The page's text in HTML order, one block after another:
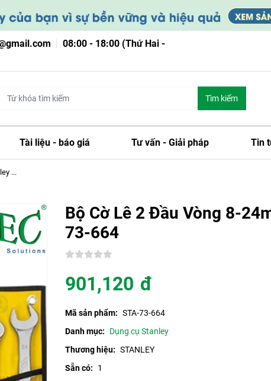
08:00 - 18:00 (Thứ Hai -
Tìm kiếm
Tài liệu - báo giá Tư vấn - Giải pháp Tin
...
Bộ Cờ Lê 2 Đầu Vòng 8-
73-664
901,120 đ
Mã sản phẩm: STA-73-664
Danh mục:
Dụng cụ Stanley
Thương hiệu: STANLEY
Sẵn có:
1